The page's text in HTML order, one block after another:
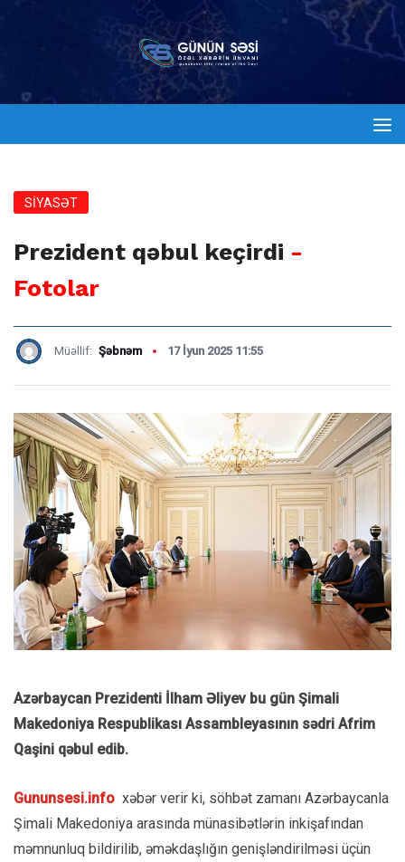
SİYASƏT
Prezident qəbul keçirdi -
Fotolar
Müəllif: Şəbnəm 17 İyun 2025 11:55
Azərbaycan Prezidenti İlham Əliyev bu gün Şimali
Makedoniya Respublikası Assambleyasının sədri Afrim
Qaşini qəbul edib.
Gununsesi.info xəbər verir ki, söhbət zamanı Azərbaycanla
Şimali Makedoniya arasında münasibətlərin inkişafından
məmnunluq bildirilib, əməkdaşlığın genişləndirilməsi üçün